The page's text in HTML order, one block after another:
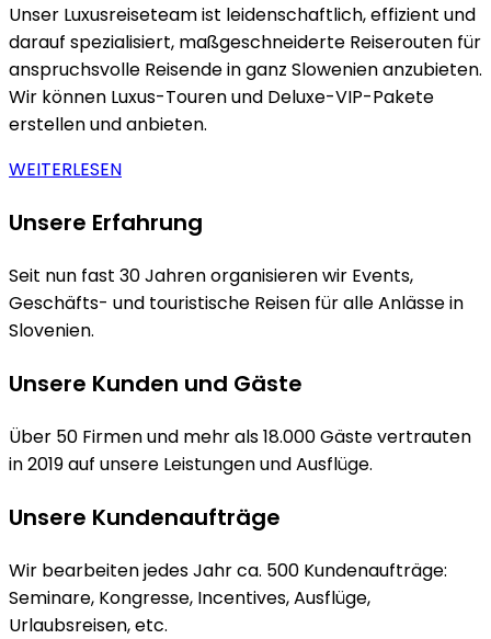
Unser Luxusreiseteam ist leidenschaftlich, effizient und
darauf spezialisiert, maßgeschneiderte Reiserouten für
anspruchsvolle Reisende in ganz Slowenien anzubieten.
Wir können Luxus-Touren und Deluxe-VIP-Pakete
erstellen und anbieten.
WEITERLESEN
Unsere Erfahrung
Seit nun fast 30 Jahren organisieren wir Events,
Geschäfts- und touristische Reisen für alle Anlässe in
Slovenien.
Unsere Kunden und Gäste
Über 50 Firmen und mehr als 18.000 Gäste vertrauten
in 2019 auf unsere Leistungen und Ausflüge.
Unsere Kundenaufträge
Wir bearbeiten jedes Jahr ca. 500 Kundenaufträge:
Seminare, Kongresse, Incentives, Ausflüge,
Urlaubsreisen, etc.